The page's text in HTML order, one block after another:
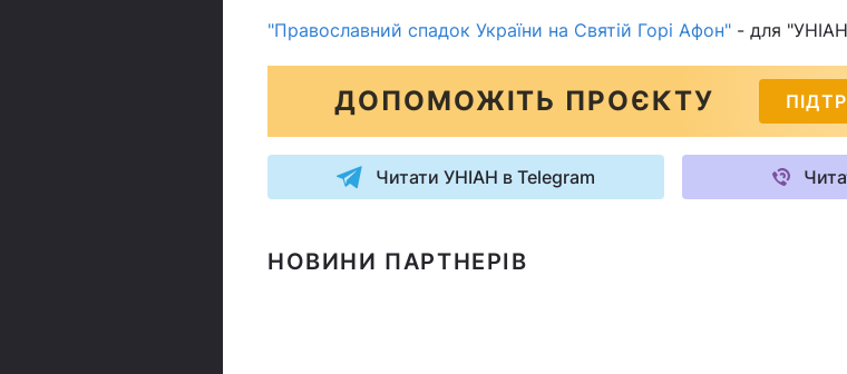
"Православний спадок України на Святій Горі Афон" - для "УНІАН-
ДОПОМОЖІТЬ ПРОЄКТУ
Читати УНІАН в Telegram
НОВИНИ ПАРТНЕРІВ